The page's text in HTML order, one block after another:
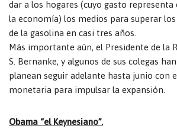
dar a los hogares (cuyo gasto representa
la economía) los medios para superar
de la gasolina en casi tres años.
Más importante aún, el Presidente de la
S. Bernanke, y algunos de sus colegas
planean seguir adelante hasta junio con
monetaria para impulsar la expansión.
Obama “el Keynesiano”.